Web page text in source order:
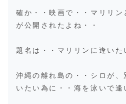
確か・・映画で・・マリリン
が公開されたよね・・
題名は・・マリリンに逢いた
沖縄の離れ島の・・シロが、
いたい為に・・海を泳いで逢